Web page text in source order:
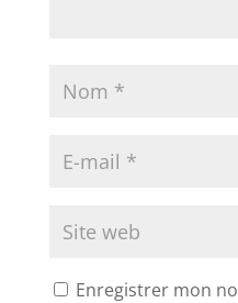
Enregistrer mon